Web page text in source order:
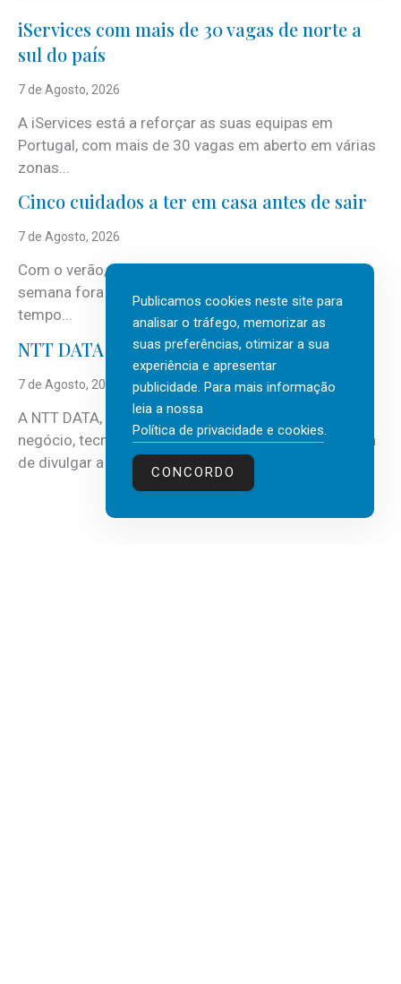
iServices com mais de 30 vagas de norte a
sul do país
7 de Agosto, 2026
A iServices está a reforçar as suas equipas em
Portugal, com mais de 30 vagas em aberto em várias
zonas...
Cinco cuidados a ter em casa antes de sair
7 de Agosto, 2026
Com o verão, chegam também as férias, os fins-de-
semana fora e os dias em que a casa fica mais
tempo...
NTT DATA Insurtech Global Outlook 2026
7 de Agosto, 2026
A NTT DATA, consultora global em serviços de
negócio, tecnologia e inteligência artificial (IA), acaba
de divulgar a mais recente...
Publicamos cookies neste site para
analisar o tráfego, memorizar as
suas preferências, otimizar a sua
experiência e apresentar
publicidade. Para mais informação
leia a nossa
Política de privacidade e cookies.
CONCORDO